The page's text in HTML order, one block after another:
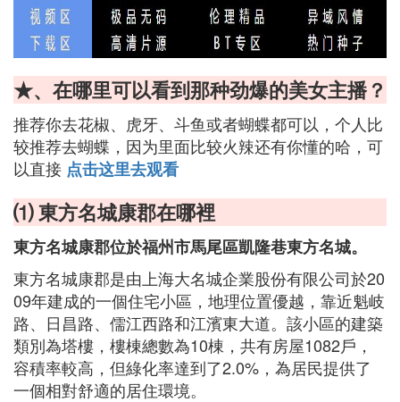
★、在哪里可以看到那种劲爆的美女主播？
推荐你去花椒、虎牙、斗鱼或者蝴蝶都可以，个人比
较推荐去蝴蝶，因为里面比较火辣还有你懂的哈，可
以直接 点击这里去观看
⑴ 東方名城康郡在哪裡
東方名城康郡位於福州市馬尾區凱隆巷東方名城。
東方名城康郡是由上海大名城企業股份有限公司於20
09年建成的一個住宅小區，地理位置優越，靠近魁岐
路、日昌路、儒江西路和江濱東大道。該小區的建築
類別為塔樓，樓棟總數為10棟，共有房屋1082戶，
容積率較高，但綠化率達到了2.0%，為居民提供了
一個相對舒適的居住環境。